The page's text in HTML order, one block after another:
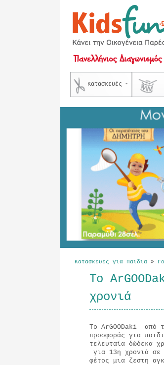
Κατασκευές
Κατασκευες για Παιδια »
Το
χρονιά
To ArGOODaki από
προσφοράς για
τελευταία δώδεκα
για 13η χρονιά σε
φέτος μια ζεστη